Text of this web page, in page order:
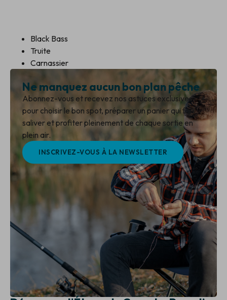
Black Bass
Truite
Carnassier
Ne manquez aucun bon plan pêche
Abonnez-vous et recevez nos astuces exclusives
pour choisir le bon spot, préparer un panier qui fait
saliver et profiter pleinement de chaque sortie en
plein air.
INSCRIVEZ-VOUS À LA NEWSLETTER